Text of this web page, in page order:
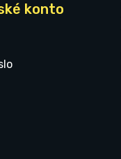
konto